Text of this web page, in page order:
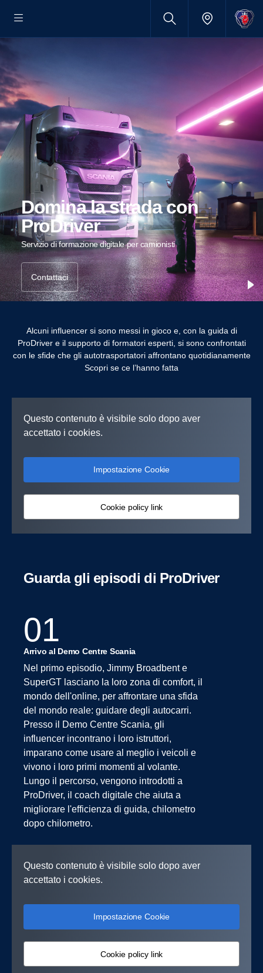
Domina la strada con
ProDriver
Servizio di formazione digitale per camionisti
Contattaci
Alcuni influencer si sono messi in gioco e, con la guida di
ProDriver e il supporto di formatori esperti, si sono confrontati
con le sfide che gli autotrasportatori affrontano quotidianamente
Scopri se ce l’hanno fatta
Questo contenuto è visibile solo dopo aver
accettato i cookies.
Impostazione Cookie
Cookie policy link
Guarda gli episodi di ProDriver
01
Arrivo al Demo Centre Scania
Nel primo episodio, Jimmy Broadbent e
SuperGT lasciano la loro zona di comfort, il
mondo dell'online, per affrontare una sfida
del mondo reale: guidare degli autocarri.
Presso il Demo Centre Scania, gli
influencer incontrano i loro istruttori,
imparano come usare al meglio i veicoli e
vivono i loro primi momenti al volante.
Lungo il percorso, vengono introdotti a
ProDriver, il coach digitale che aiuta a
migliorare l'efficienza di guida, chilometro
dopo chilometro.
Questo contenuto è visibile solo dopo aver
accettato i cookies.
Impostazione Cookie
Cookie policy link